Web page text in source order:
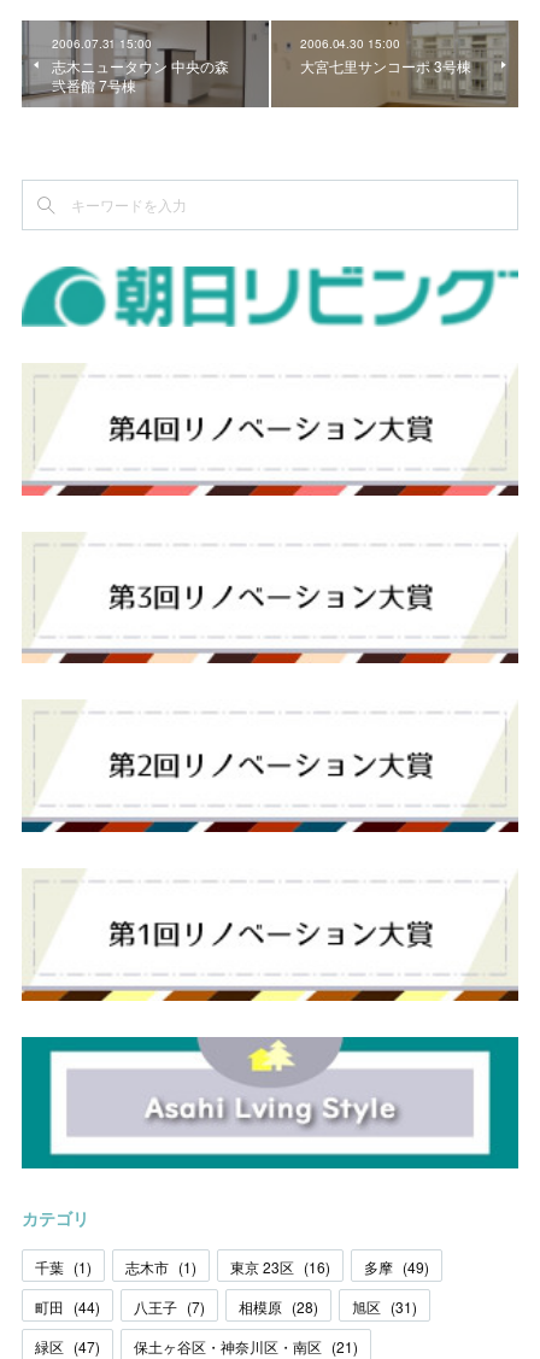
2006.07.31 15:00
志木ニュータウン 中央の森
弐番館 7号棟
2006.04.30 15:00
大宮七里サンコーポ 3号棟
カテゴリ
千葉 (1) 志木市 (1) 東京 23区 (16) 多摩 (49)
町田 (44) 八王子 (7) 相模原 (28) 旭区 (31)
緑区 (47) 保土ヶ谷区・神奈川区・南区 (21)